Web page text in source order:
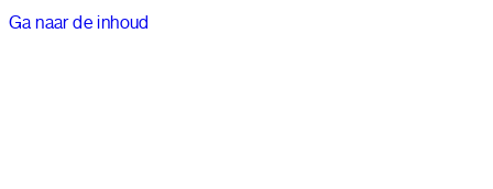
Ga naar de inhoud